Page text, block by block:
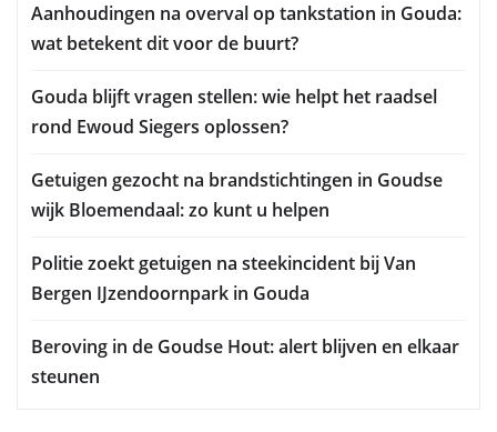
Aanhoudingen na overval op tankstation in Gouda:
wat betekent dit voor de buurt?
Gouda blijft vragen stellen: wie helpt het raadsel
rond Ewoud Siegers oplossen?
Getuigen gezocht na brandstichtingen in Goudse
wijk Bloemendaal: zo kunt u helpen
Politie zoekt getuigen na steekincident bij Van
Bergen IJzendoornpark in Gouda
Beroving in de Goudse Hout: alert blijven en elkaar
steunen